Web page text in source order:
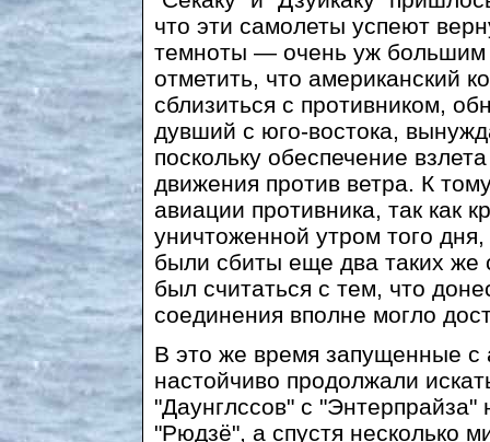
что эти самолеты успеют
темноты — очень уж большим
отметить, что американский
сблизиться с противником,
дувший с юго-востока,
поскольку обеспечение
движения против ветра. К
авиации противника, так как
уничтоженной утром того
были сбиты еще два таких же
был считаться с тем, что
соединения вполне могло
В это же время запущенные с
настойчиво продолжали
"Даунглссов" с
"Рюдзё", а спустя несколько